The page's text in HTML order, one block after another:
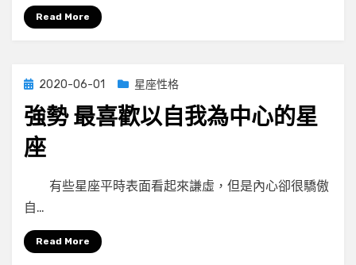
Read More
Posted
2020-06-01 星座性格
強勢 最喜歡以自我為中心的星
座
by小編
有些星座平時表面看起來謙虛，但是內心卻很驕傲
自…
Read More